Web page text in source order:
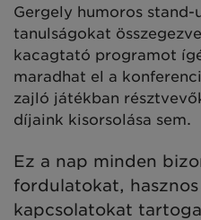
Gergely humoros stand-
tanulságokat
kacagtató programot
maradhat el a
zajló játékban
díjaink kisorsolása sem.
Ez a nap minden
fordulatokat,
kapcsolatokat